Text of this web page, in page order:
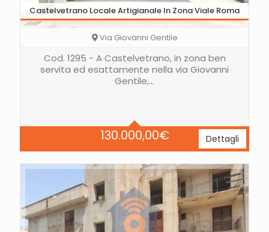
Castelvetrano Locale Artigianale In Zona Viale Roma
130.000,00€
Via Giovanni Gentile
Cod. 1295 - A Castelvetrano, in zona ben
servita ed esattamente nella via Giovanni
Gentile,…
Dettagli